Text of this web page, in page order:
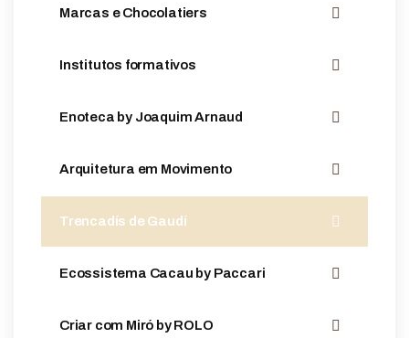
Marcas e Chocolatiers
Institutos formativos
Enoteca by Joaquim Arnaud
Arquitetura em Movimento
Trencadís de Gaudí
Ecossistema Cacau by Paccari
Criar com Miró by ROLO